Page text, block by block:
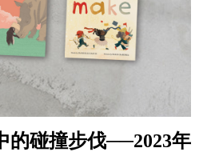
的碰撞步伐──2023年